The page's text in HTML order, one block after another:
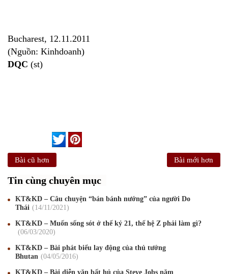
Bucharest, 12.11.2011
(Nguồn: Kinhdoanh)
DQC (st)
Bài cũ hơn Bài mới hơn
Tin cùng chuyên mục
KT&KD – Câu chuyện “bán bánh nướng” của người Do
Thái
14/11 /2021
KT&KD – Muốn sống sót ở thế kỷ 21, thế hệ Z phải làm gì?
06/03/2020
KT&KD – Bài phát biểu lay động của thủ tướng
Bhutan
04/05/2016
KT&KD – Bài diễn văn bất hủ của Steve Jobs năm
Mừng Xuân Canh Tý 2020 22 /01 /2020